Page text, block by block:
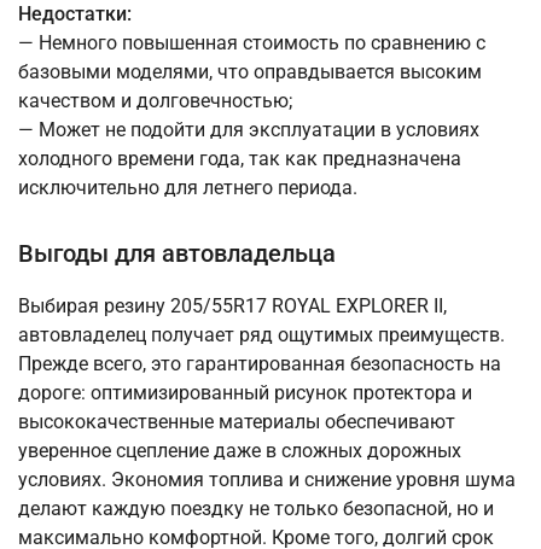
Недостатки:
— Немного повышенная стоимость по сравнению с
базовыми моделями, что оправдывается высоким
качеством и долговечностью;
— Может не подойти для эксплуатации в условиях
холодного времени года, так как предназначена
исключительно для летнего периода.
Выгоды для автовладельца
Выбирая резину 205/55R17 ROYAL EXPLORER II,
автовладелец получает ряд ощутимых преимуществ.
Прежде всего, это гарантированная безопасность на
дороге: оптимизированный рисунок протектора и
высококачественные материалы обеспечивают
уверенное сцепление даже в сложных дорожных
условиях. Экономия топлива и снижение уровня шума
делают каждую поездку не только безопасной, но и
максимально комфортной. Кроме того, долгий срок